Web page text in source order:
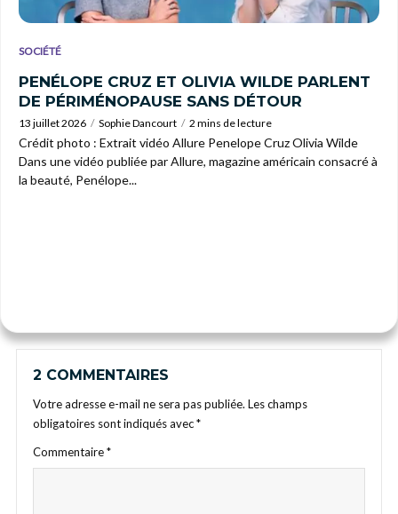
SOCIÉTÉ
PENÉLOPE CRUZ ET OLIVIA WILDE PARLENT
DE PÉRIMÉNOPAUSE SANS DÉTOUR
13 juillet 2026 Sophie Dancourt 2 mins de lecture
Crédit photo : Extrait vidéo Allure Penelope Cruz Olivia Wilde
Dans une vidéo publiée par Allure, magazine américain consacré à
la beauté, Penélope...
2 COMMENTAIRES
Votre adresse e-mail ne sera pas publiée. Les champs
obligatoires sont indiqués avec*
Commentaire*